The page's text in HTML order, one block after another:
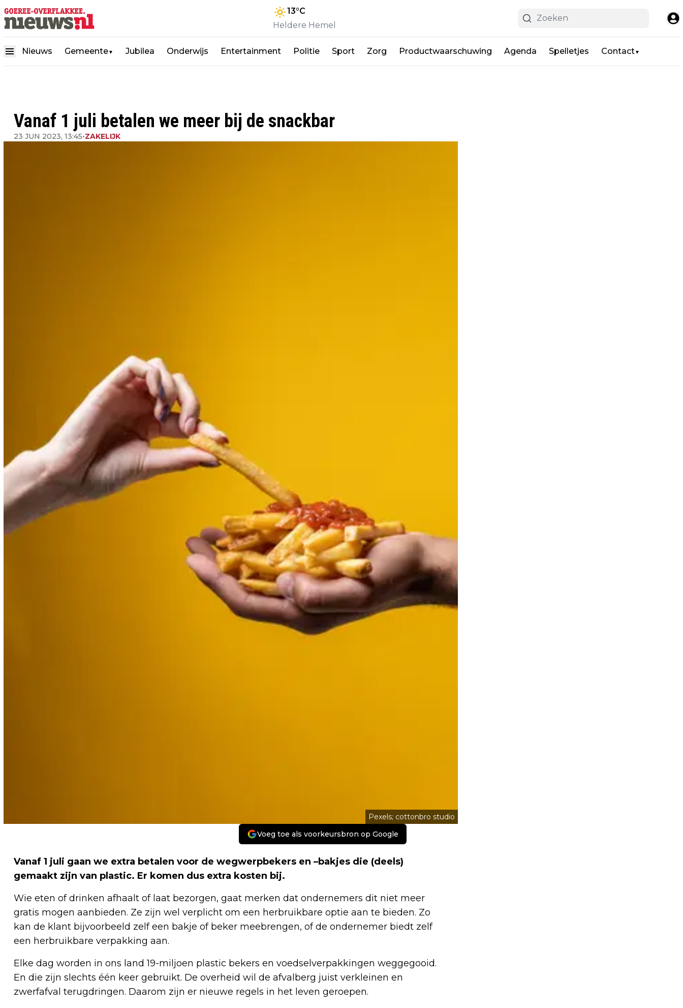
13°C
Heldere Hemel
Nieuws Gemeente▼ Jubilea Onderwijs Entertainment Politie Sport Zorg Productwaarschuwing Agenda Spelletjes Contact▼
Vanaf 1 juli betalen we meer bij de snackbar
23 JUN 2023, 13:45•ZAKELIJK
Pexels; cottonbro studio
Voeg toe als voorkeursbron op Google
Vanaf 1 juli gaan we extra betalen voor de wegwerpbekers en –bakjes die (deels)
gemaakt zijn van plastic. Er komen dus extra kosten bij.
Wie eten of drinken afhaalt of laat bezorgen, gaat merken dat ondernemers dit niet meer
gratis mogen aanbieden. Ze zijn wel verplicht om een herbruikbare optie aan te bieden. Zo
kan de klant bijvoorbeeld zelf een bakje of beker meebrengen, of de ondernemer biedt zelf
een herbruikbare verpakking aan.
Elke dag worden in ons land 19-miljoen plastic bekers en voedselverpakkingen weggegooid.
En die zijn slechts één keer gebruikt. De overheid wil de afvalberg juist verkleinen en
zwerfafval terugdringen. Daarom zijn er nieuwe regels in het leven geroepen.